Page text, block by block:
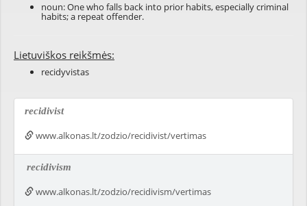
noun: One who falls back into prior habits, especiallycriminal
habits; a repeatoffender.
Lietuviškos reikšmės:
recidyvistas
recidivist
www.alkonas.lt/zodzio/recidivist/vertimas
recidivism
www.alkonas.lt/zodzio/recidivism/vertimas